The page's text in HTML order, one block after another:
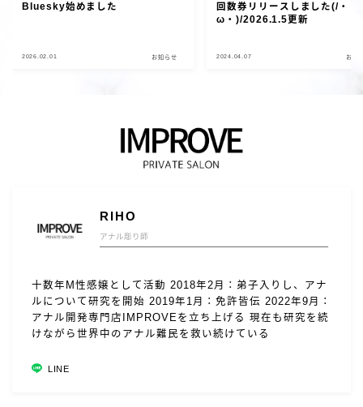
Bluesky始めました
2026.02.01 お知らせ
回数券リリースしました(/・
ω・)/2026.1.5更新
2024.04.07 お知
RIHO
アナル彫り師
十数年M性感嬢として活動 2018年2月：弟子入りし、アナ
ルについて研究を開始 2019年1月：免許皆伝 2022年9月：
アナル開発専門店IMPROVEを立ち上げる 現在も研究を続
けながら世界中のアナル難民を救い続けている
LINE